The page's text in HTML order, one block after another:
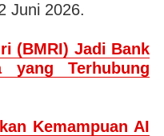
Juni 2026.
(BMRI) Jadi Bank
yang Terhubung
Kemampuan AI